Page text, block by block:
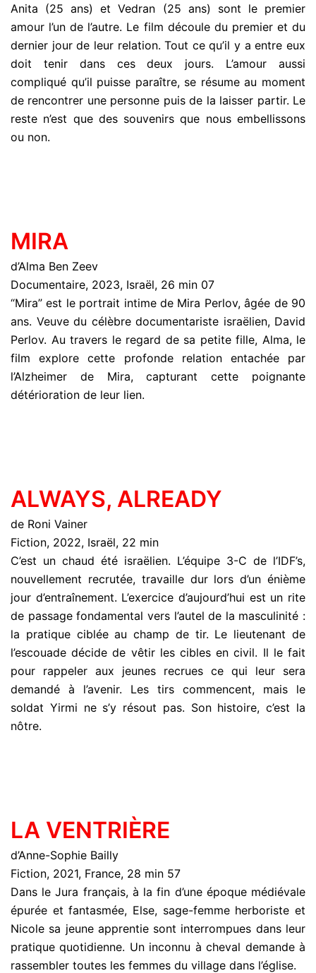
Anita (25 ans) et Vedran (25 ans) sont le premier
amour l’un de l’autre. Le film découle du premier et du
dernier jour de leur relation. Tout ce qu’il y a entre eux
doit tenir dans ces deux jours. L’amour aussi
compliqué qu’il puisse paraître, se résume au moment
de rencontrer une personne puis de la laisser partir. Le
reste n’est que des souvenirs que nous embellissons
ou non.
MIRA
d’Alma Ben Zeev
Documentaire, 2023, Israël, 26 min 07
“Mira” est le portrait intime de Mira Perlov, âgée de 90
ans. Veuve du célèbre documentariste israëlien, David
Perlov. Au travers le regard de sa petite fille, Alma, le
film explore cette profonde relation entachée par
l’Alzheimer de Mira, capturant cette poignante
détérioration de leur lien.
ALWAYS, ALREADY
de Roni Vainer
Fiction, 2022, Israël, 22 min
C’est un chaud été israëlien. L’équipe 3-C de l’IDF’s,
nouvellement recrutée, travaille dur lors d’un énième
jour d’entraînement. L’exercice d’aujourd’hui est un rite
de passage fondamental vers l’autel de la masculinité :
la pratique ciblée au champ de tir. Le lieutenant de
l’escouade décide de vêtir les cibles en civil. Il le fait
pour rappeler aux jeunes recrues ce qui leur sera
demandé à l’avenir. Les tirs commencent, mais le
soldat Yirmi ne s’y résout pas. Son histoire, c’est la
nôtre.
LA VENTRIÈRE
d’Anne-Sophie Bailly
Fiction, 2021, France, 28 min 57
Dans le Jura français, à la fin d’une époque médiévale
épurée et fantasmée, Else, sage-femme herboriste et
Nicole sa jeune apprentie sont interrompues dans leur
pratique quotidienne. Un inconnu à cheval demande à
rassembler toutes les femmes du village dans l’église.